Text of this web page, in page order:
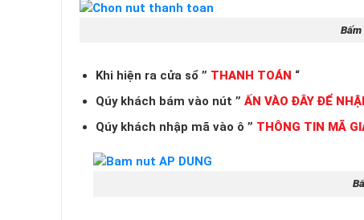
Bấm
Khi hiện ra cửa sổ ” THANH TOÁN “
Qúy khách bám vào nút ” ẤN VÀO ĐÂY ĐỂ
Qúy khách nhập mã vào ô ” THÔNG TIN MÃ